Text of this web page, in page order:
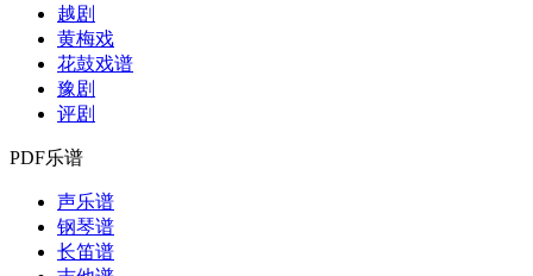
越剧
黄梅戏
花鼓戏谱
豫剧
评剧
PDF乐谱
声乐谱
钢琴谱
长笛谱